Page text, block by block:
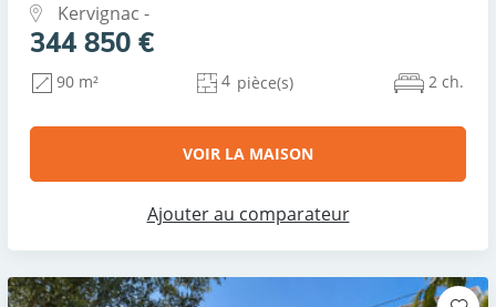
Kervignac -
344 850 €
90 m² 4 pièce(s) 2 ch.
VOIR LA MAISON
Ajouter au comparateur